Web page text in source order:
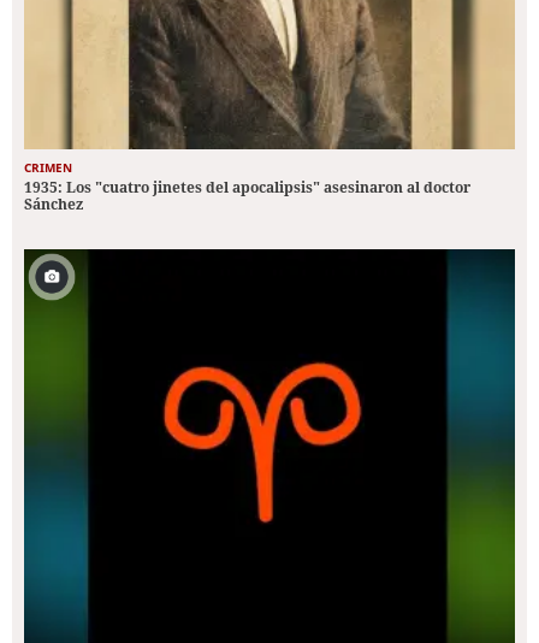
CRIMEN
1935: Los "cuatro jinetes del apocalipsis" asesinaron al doctor
Sánchez